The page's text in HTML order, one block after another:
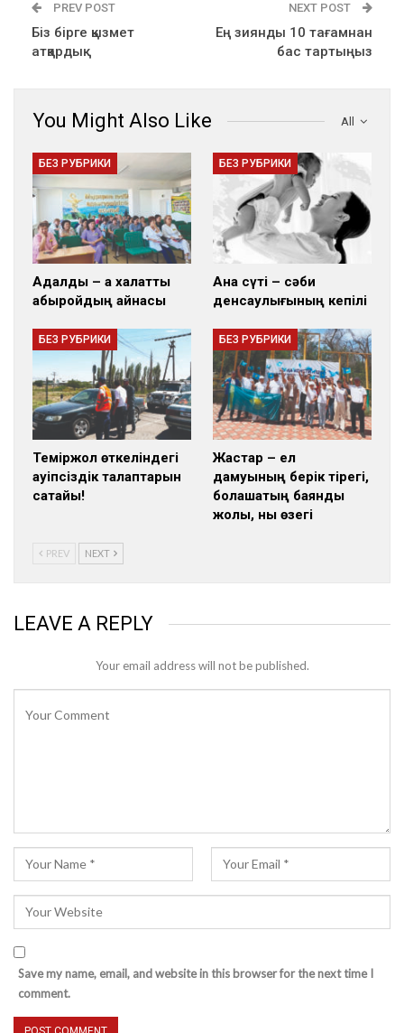
PREV POST
Біз бірге қызмет
атқардық
NEXT POST
Ең зиянды 10 тағамнан
бас тартыңыз
All
You Might Also Like
БЕЗ РУБРИКИ
Адалдық – ақ халатты
абыройдың айнасы
БЕЗ РУБРИКИ
Ана сүті – сәби
денсаулығының кепілі
БЕЗ РУБРИКИ
Теміржол өткеліндегі
қауіпсіздік талаптарын
сақтайық!
БЕЗ РУБРИКИ
Жастар – ел
дамуының берік тірегі,
болашақтың баянды
жолы, нық өзегі
PREV NEXT
LEAVE A REPLY
Your email address will not be published.
Save my name, email, and website in this browser for the next time I
comment.